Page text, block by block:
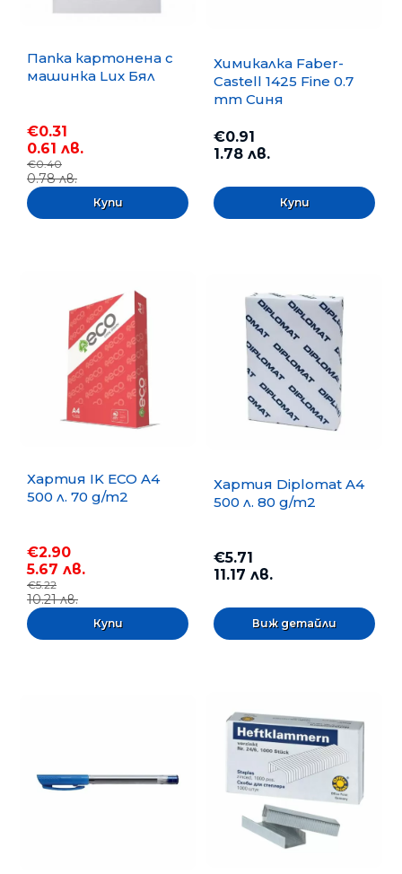
Папка картонена с
машинка Lux Бял
€0.31
0.61 лв.
€0.40
0.78 лв.
Химикалка Faber-
Castell 1425 Fine 0.7
mm Синя
€0.91
1.78 лв.
Хартия IK ECO A4
500 л. 70 g/m2
€2.90
5.67 лв.
€5.22
10.21 лв.
Хартия Diplomat A4
500 л. 80 g/m2
€5.71
11.17 лв.
Виж детайли